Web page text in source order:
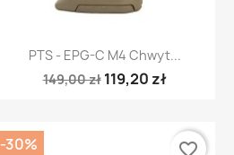
Szybki podgląd
PTS - EPG-C M4 Chwyt...
149,00 zł 119,20 zł
-30% favorite_border